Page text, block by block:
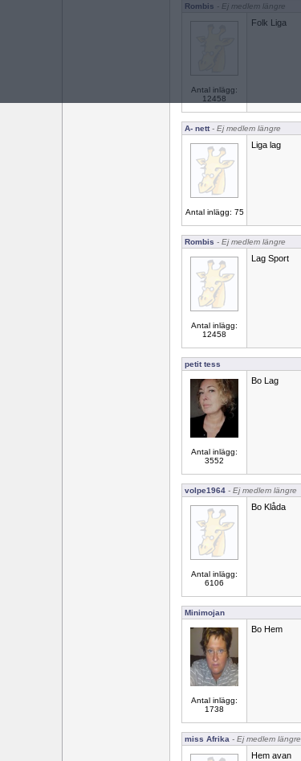
Rombis - Ej medlem längre
Antal inlägg:
12458
Folk Liga
A- nett- Ej medlem längre
Antal inlägg: 75
Liga lag
Rombis - Ej medlem längre
Antal inlägg:
12458
Lag Sport
petit tess
Antal inlägg:
3552
Bo Lag
volpe1964 - Ej medlem längre
Antal inlägg:
6106
Bo Klåda
Minimojan
Antal inlägg:
1738
Bo Hem
miss Afrika - Ej medlem längre
Hem avan